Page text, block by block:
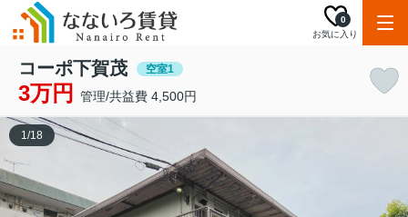
お気に入り
0
コーポ下賀茂 空室1
3万円 管理/共益費 4,500円
1/18